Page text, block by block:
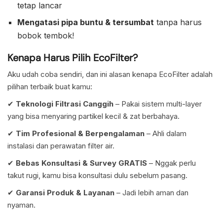
tetap lancar
Mengatasi pipa buntu & tersumbat tanpa harus
bobok tembok!
Kenapa Harus Pilih EcoFilter?
Aku udah coba sendiri, dan ini alasan kenapa EcoFilter adalah
pilihan terbaik buat kamu:
✔ Teknologi Filtrasi Canggih – Pakai sistem multi-layer
yang bisa menyaring partikel kecil & zat berbahaya.
✔ Tim Profesional & Berpengalaman – Ahli dalam
instalasi dan perawatan filter air.
✔ Bebas Konsultasi & Survey GRATIS – Nggak perlu
takut rugi, kamu bisa konsultasi dulu sebelum pasang.
✔ Garansi Produk & Layanan – Jadi lebih aman dan
nyaman.